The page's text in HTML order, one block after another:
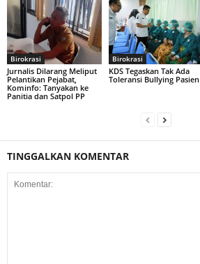
Birokrasi
Jurnalis Dilarang Meliput
Pelantikan Pejabat,
Kominfo: Tanyakan ke
Panitia dan Satpol PP
Birokrasi
KDS Tegaskan Tak Ada
Toleransi Bullying Pasien
TINGGALKAN KOMENTAR